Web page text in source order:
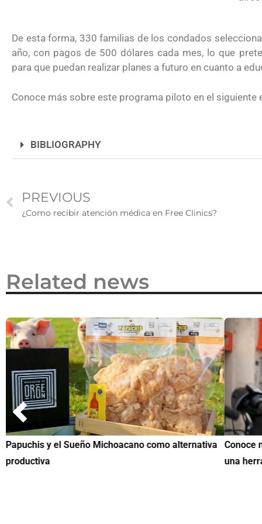
De esta forma, 330 familias de los condados
año, con pagos de 500 dólares cada mes, lo que
para que puedan realizar planes a futuro en cuanto a
Conoce más sobre este programa piloto en el siguiente
BIBLIOGRAPHY
PREVIOUS
¿Como recibir atención médica en Free Clinics?
Related news
Papuchis y el Sueño Michoacano como alternativa
productiva
Conoce
una